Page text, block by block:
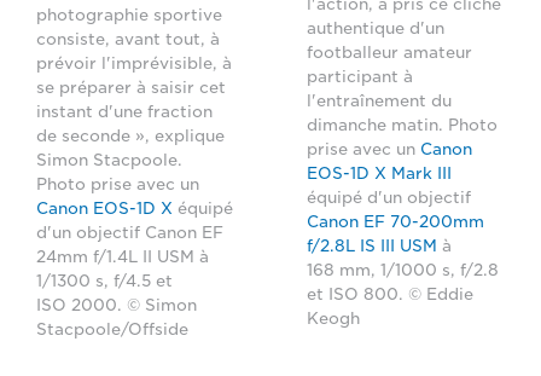
photographie sportive
consiste, avant tout, à
prévoir l'imprévisible, à
se préparer à saisir cet
instant d'une fraction
de seconde », explique
Simon Stacpoole.
Photo prise avec un
Canon EOS-1D X équipé
d'un objectif Canon EF
24mm f/1.4L II USM à
1/1300 s, f/4.5 et
ISO 2000. © Simon
Stacpoole/Offside
l'action, a pris ce cliché
authentique d'un
footballeur amateur
participant à
l'entraînement du
dimanche matin. Photo
prise avec un Canon
EOS-1D X Mark III
équipé d'un objectif
Canon EF 70-200mm
f/2.8L IS III USM à
168 mm, 1/1000 s, f/2.8
et ISO 800. © Eddie
Keogh